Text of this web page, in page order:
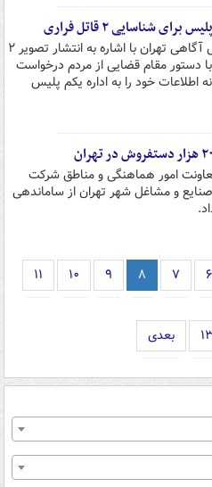
شناسایی ۲ قاتل فراری
رئیس پلیس آگاهی تهران با اشاره به انتشار تصویر ۲
دستور مقام قضایی از مردم درخواست
اطلاعات خود را به اداره یکم پلیس
امور هماهنگی و مناطق شرکت
و مشاغل شهر تهران از ساماندهی
۶ ۷ ۸ ۹ ۱۰ ۱۱
بعدی